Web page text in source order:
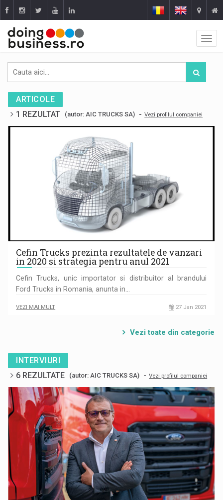
ARTICOLE
1 REZULTAT
(autor: AIC TRUCKS SA) - Vezi profilul companiei
Cefin Trucks prezinta rezultatele de vanzari
in 2020 si strategia pentru anul 2021
Cefin Trucks, unic importator si distribuitor al brandului
Ford Trucks in Romania, anunta in…
VEZI MAI MULT 27 Jan 2021
Vezi toate din categorie
INTERVIURI
6 REZULTATE
(autor: AIC TRUCKS SA) - Vezi profilul companiei